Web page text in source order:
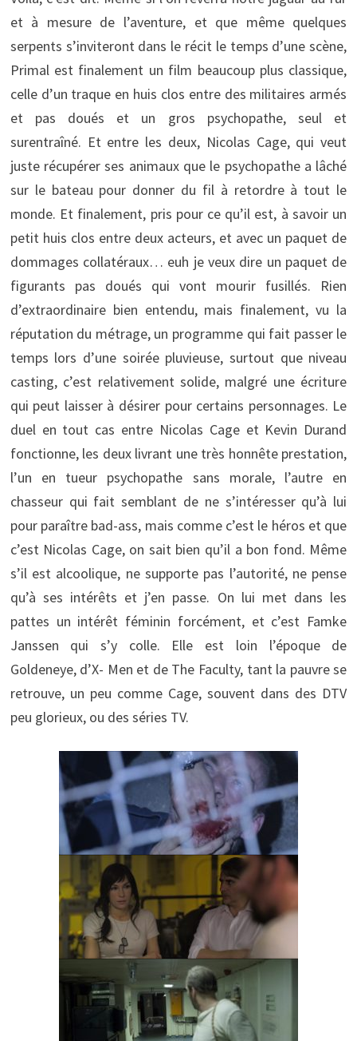
et à mesure de l’aventure, et que même quelques
serpents s’inviteront dans le récit le temps d’une scène,
Primal est finalement un film beaucoup plus classique,
celle d’un traque en huis clos entre des militaires armés
et pas doués et un gros psychopathe, seul et
surentraîné. Et entre les deux, Nicolas Cage, qui veut
juste récupérer ses animaux que le psychopathe a lâché
sur le bateau pour donner du fil à retordre à tout le
monde. Et finalement, pris pour ce qu’il est, à savoir un
petit huis clos entre deux acteurs, et avec un paquet de
dommages collatéraux… euh je veux dire un paquet de
figurants pas doués qui vont mourir fusillés. Rien
d’extraordinaire bien entendu, mais finalement, vu la
réputation du métrage, un programme qui fait passer le
temps lors d’une soirée pluvieuse, surtout que niveau
casting, c’est relativement solide, malgré une écriture
qui peut laisser à désirer pour certains personnages. Le
duel en tout cas entre Nicolas Cage et Kevin Durand
fonctionne, les deux livrant une très honnête prestation,
l’un en tueur psychopathe sans morale, l’autre en
chasseur qui fait semblant de ne s’intéresser qu’à lui
pour paraître bad-ass, mais comme c’est le héros et que
c’est Nicolas Cage, on sait bien qu’il a bon fond. Même
s’il est alcoolique, ne supporte pas l’autorité, ne pense
qu’à ses intérêts et j’en passe. On lui met dans les
pattes un intérêt féminin forcément, et c’est Famke
Janssen qui s’y colle. Elle est loin l’époque de
Goldeneye, d’X- Men et de The Faculty, tant la pauvre se
retrouve, un peu comme Cage, souvent dans des DTV
peu glorieux, ou des séries TV.